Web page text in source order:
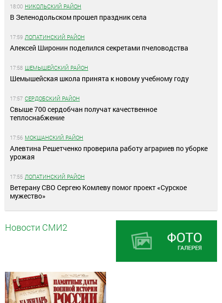
18:00 НИКОЛЬСКИЙ РАЙОН
В Зеленодольском прошел праздник села
17:59 ЛОПАТИНСКИЙ РАЙОН
Алексей Широнин поделился секретами пчеловодства
17:58 ШЕМЫШЕЙСКИЙ РАЙОН
Шемышейская школа принята к новому учебному году
17:57 СЕРДОБСКИЙ РАЙОН
Свыше 700 сердобчан получат качественное
теплоснабжение
17:56 МОКШАНСКИЙ РАЙОН
Алевтина Решетченко проверила работу аграриев по уборке
урожая
17:55 ЛОПАТИНСКИЙ РАЙОН
Ветерану СВО Сергею Комлеву помог проект «Сурское
мужество»
Новости СМИ2